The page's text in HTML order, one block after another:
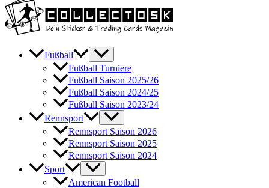
Fußball
Fußball Turniere
Fußball Saison 2025/26
Fußball Saison 2024/25
Fußball Saison 2023/24
Rennsport
Rennsport Saison 2026
Rennsport Saison 2025
Rennsport Saison 2024
Sport
American Football